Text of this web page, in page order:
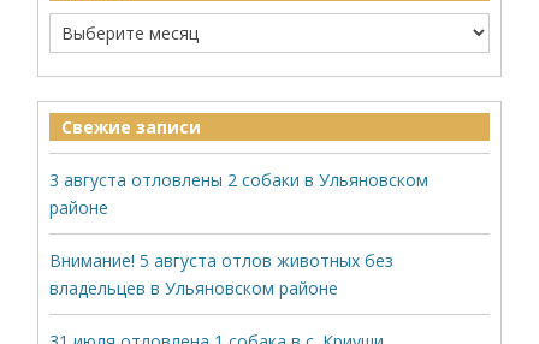
Свежие записи
3 августа отловлены 2 собаки в Ульяновском
районе
Внимание! 5 августа отлов животных без
владельцев в Ульяновском районе